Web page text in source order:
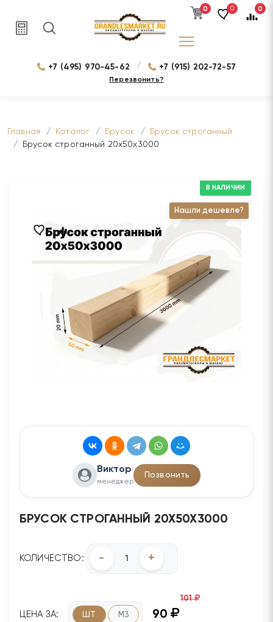
0 0 0
+7 (495) 970-45-62 / +7 (915) 202-72-57
Перезвонить?
Главная Каталог Брусок
Брусок строганный
Брусок строганный 20х50х3000
Нашли дешевле?
В НАЛИЧИИ
Виктор
менеджер
Позвонить
БРУСОК СТРОГАННЫЙ 20Х50Х3000
ЦЕНА ЗА: ШТ М3 90
101
КОЛИЧЕСТВО: - +